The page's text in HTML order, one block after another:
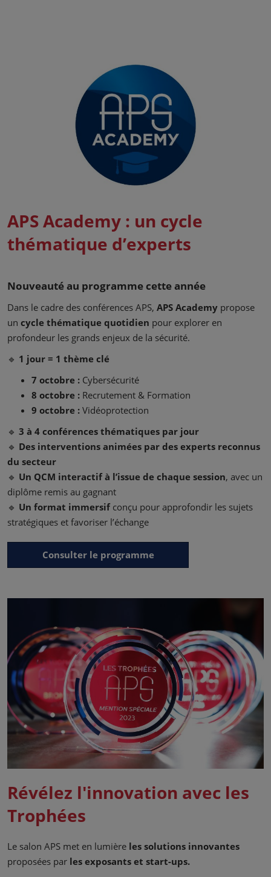
APS Academy : un cycle
thématique d’experts
Nouveauté au programme cette année
Dans le cadre des conférences APS, APS Academy propose
un cycle thématique quotidien pour explorer en
profondeur les grands enjeux de la sécurité.
🔹 1 jour = 1 thème clé
7 octobre : Cybersécurité
8 octobre : Recrutement & Formation
9 octobre : Vidéoprotection
🔹 3 à 4 conférences thématiques par jour
🔹 Des interventions animées par des experts reconnus
du secteur
🔹 Un QCM interactif à l’issue de chaque session, avec un
diplôme remis au gagnant
🔹 Un format immersifconçu pour approfondir les sujets
stratégiques et favoriser l’échange
Consulter le programme
Révélez l'innovation avec les
Trophées
Le salon APS met en lumière les solutions innovantes
proposées par les exposants et start-ups.